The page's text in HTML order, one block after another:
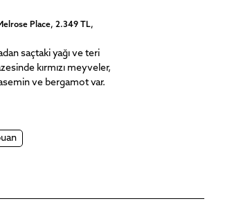
Place, 2.349 TL,
saçtaki yağı ve teri
kırmızı meyveler,
ve bergamot var.